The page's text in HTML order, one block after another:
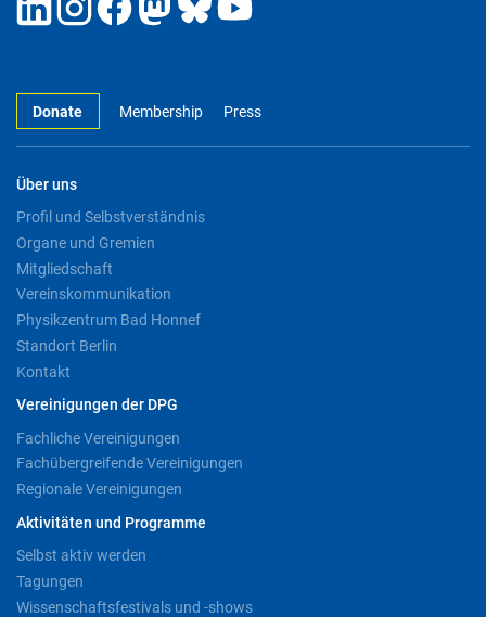
Donate Membership Press
Über uns
Profil und Selbstverständnis
Organe und Gremien
Mitgliedschaft
Vereinskommunikation
Physikzentrum Bad Honnef
Standort Berlin
Kontakt
Vereinigungen der DPG
Fachliche Vereinigungen
Fachübergreifende Vereinigungen
Regionale Vereinigungen
Aktivitäten und Programme
Selbst aktiv werden
Tagungen
Wissenschaftsfestivals und -shows